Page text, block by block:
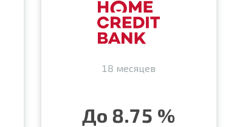
18 месяцев
До 8.75 %